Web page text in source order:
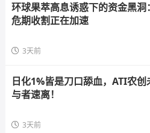
环球果萃高息诱惑下的资金黑
危期收割正在加速
3天前
日化1%皆是刀口舔血，ATI农
与者速离！
3天前